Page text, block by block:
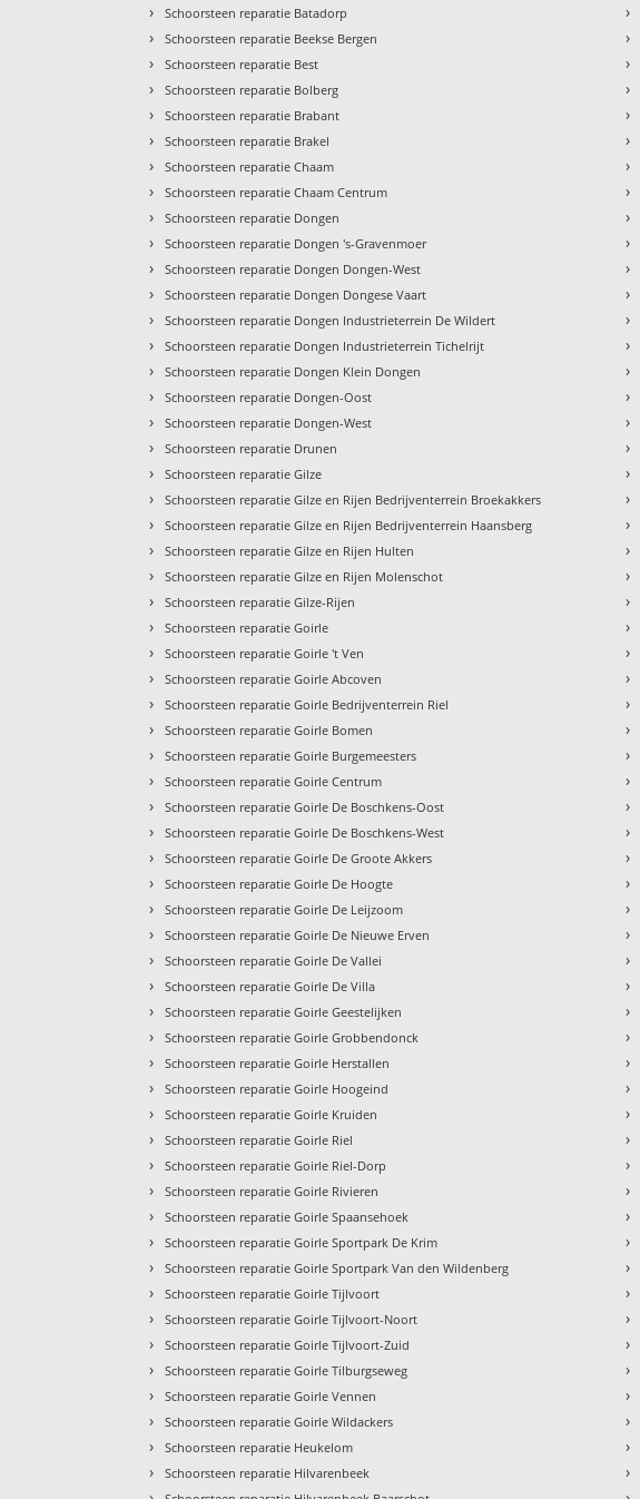
› Schoorsteen reparatie Batadorp
› Schoorsteen reparatie Beekse Bergen
› Schoorsteen reparatie Best
› Schoorsteen reparatie Bolberg
› Schoorsteen reparatie Brabant
› Schoorsteen reparatie Brakel
› Schoorsteen reparatie Chaam
› Schoorsteen reparatie Chaam Centrum
› Schoorsteen reparatie Dongen
› Schoorsteen reparatie Dongen 's-Gravenmoer
› Schoorsteen reparatie Dongen Dongen-West
› Schoorsteen reparatie Dongen Dongese Vaart
› Schoorsteen reparatie Dongen Industrieterrein De Wildert
› Schoorsteen reparatie Dongen Industrieterrein Tichelrijt
› Schoorsteen reparatie Dongen Klein Dongen
› Schoorsteen reparatie Dongen-Oost
› Schoorsteen reparatie Dongen-West
› Schoorsteen reparatie Drunen
› Schoorsteen reparatie Gilze
› Schoorsteen reparatie Gilze en Rijen Bedrijventerrein Broekakkers
› Schoorsteen reparatie Gilze en Rijen Bedrijventerrein Haansberg
› Schoorsteen reparatie Gilze en Rijen Hulten
› Schoorsteen reparatie Gilze en Rijen Molenschot
› Schoorsteen reparatie Gilze-Rijen
› Schoorsteen reparatie Goirle
› Schoorsteen reparatie Goirle 't Ven
› Schoorsteen reparatie Goirle Abcoven
› Schoorsteen reparatie Goirle Bedrijventerrein Riel
› Schoorsteen reparatie Goirle Bomen
› Schoorsteen reparatie Goirle Burgemeesters
› Schoorsteen reparatie Goirle Centrum
› Schoorsteen reparatie Goirle De Boschkens-Oost
› Schoorsteen reparatie Goirle De Boschkens-West
› Schoorsteen reparatie Goirle De Groote Akkers
› Schoorsteen reparatie Goirle De Hoogte
› Schoorsteen reparatie Goirle De Leijzoom
› Schoorsteen reparatie Goirle De Nieuwe Erven
› Schoorsteen reparatie Goirle De Vallei
› Schoorsteen reparatie Goirle De Villa
› Schoorsteen reparatie Goirle Geestelijken
› Schoorsteen reparatie Goirle Grobbendonck
› Schoorsteen reparatie Goirle Herstallen
› Schoorsteen reparatie Goirle Hoogeind
› Schoorsteen reparatie Goirle Kruiden
› Schoorsteen reparatie Goirle Riel
› Schoorsteen reparatie Goirle Riel-Dorp
› Schoorsteen reparatie Goirle Rivieren
› Schoorsteen reparatie Goirle Spaansehoek
› Schoorsteen reparatie Goirle Sportpark De Krim
› Schoorsteen reparatie Goirle Sportpark Van den Wildenberg
› Schoorsteen reparatie Goirle Tijlvoort
› Schoorsteen reparatie Goirle Tijlvoort-Noort
› Schoorsteen reparatie Goirle Tijlvoort-Zuid
› Schoorsteen reparatie Goirle Tilburgseweg
› Schoorsteen reparatie Goirle Vennen
› Schoorsteen reparatie Goirle Wildackers
› Schoorsteen reparatie Heukelom
› Schoorsteen reparatie Hilvarenbeek
›
›
›
›
›
›
›
›
›
›
›
›
›
›
›
›
›
›
›
›
›
›
›
›
›
›
›
›
›
›
›
›
›
›
›
›
›
›
›
›
›
›
›
›
›
›
›
›
›
›
›
›
›
›
›
›
›
›